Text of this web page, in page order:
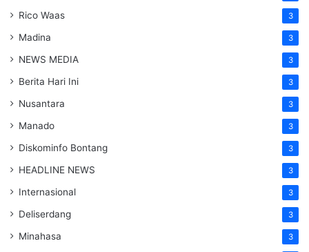
Rico Waas 3
Madina 3
NEWS MEDIA 3
Berita Hari Ini 3
Nusantara 3
Manado 3
Diskominfo Bontang 3
HEADLINE NEWS 3
Internasional 3
Deliserdang 3
Minahasa 3